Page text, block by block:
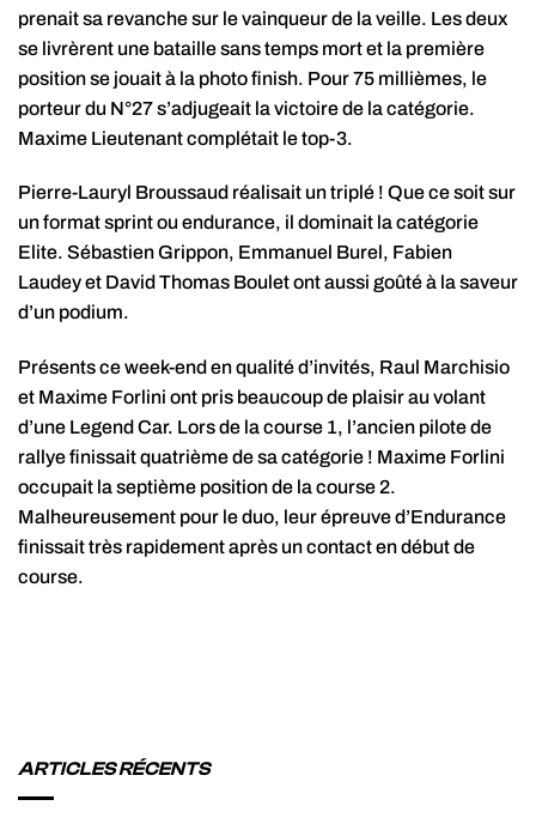
prenait sa revanche sur le vainqueur de la veille. Les deux
se livrèrent une bataille sans temps mort et la première
position se jouait à la photo finish. Pour 75 millièmes, le
porteur du N°27 s’adjugeait la victoire de la catégorie.
Maxime Lieutenant complétait le top-3.
Pierre-Lauryl Broussaud réalisait un triplé ! Que ce soit sur
un format sprint ou endurance, il dominait la catégorie
Elite. Sébastien Grippon, Emmanuel Burel, Fabien
Laudey et David Thomas Boulet ont aussi goûté à la saveur
d’un podium.
Présents ce week-end en qualité d’invités, Raul Marchisio
et Maxime Forlini ont pris beaucoup de plaisir au volant
d’une Legend Car. Lors de la course 1, l’ancien pilote de
rallye finissait quatrième de sa catégorie ! Maxime Forlini
occupait la septième position de la course 2.
Malheureusement pour le duo, leur épreuve d’Endurance
finissait très rapidement après un contact en début de
course.
ARTICLES RÉCENTS